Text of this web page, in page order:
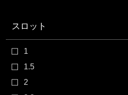
スロット
1
1.5
2